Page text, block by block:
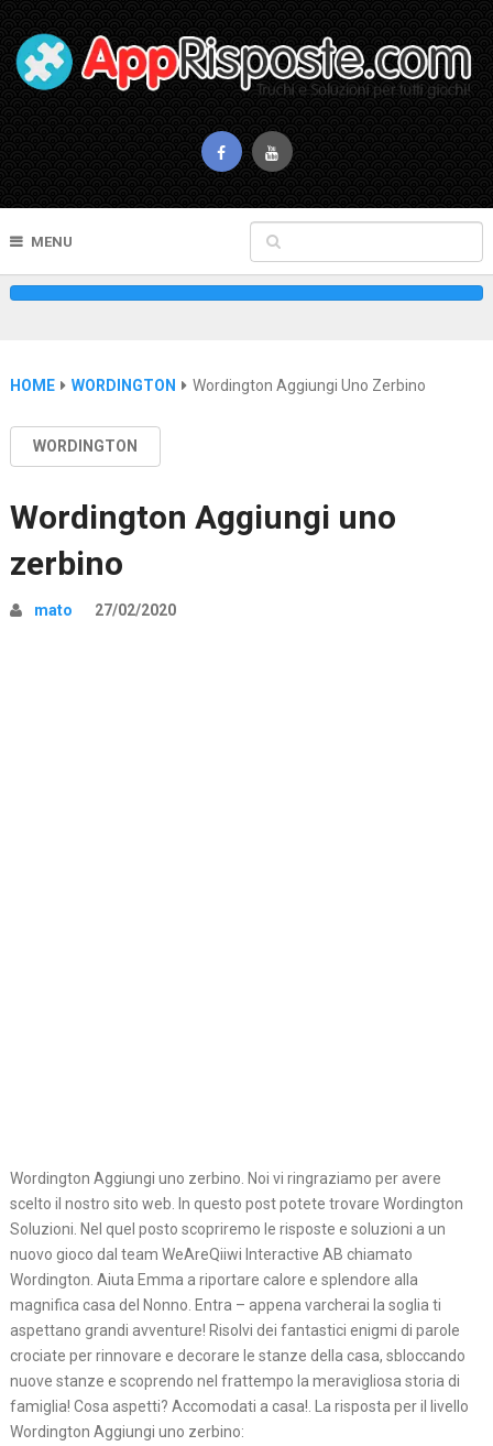
MENU
HOME WORDINGTON Wordington Aggiungi Uno Zerbino
WORDINGTON
Wordington Aggiungi uno
zerbino
mato 27/02/2020
Wordington Aggiungi uno zerbino. Noi vi ringraziamo per avere
scelto il nostro sito web. In questo post potete trovare Wordington
Soluzioni. Nel quel posto scopriremo le risposte e soluzioni a un
nuovo gioco dal team WeAreQiiwi Interactive AB chiamato
Wordington. Aiuta Emma a riportare calore e splendore alla
magnifica casa del Nonno. Entra – appena varcherai la soglia ti
aspettano grandi avventure! Risolvi dei fantastici enigmi di parole
crociate per rinnovare e decorare le stanze della casa, sbloccando
nuove stanze e scoprendo nel frattempo la meravigliosa storia di
famiglia! Cosa aspetti? Accomodati a casa!. La risposta per il livello
Wordington Aggiungi uno zerbino: